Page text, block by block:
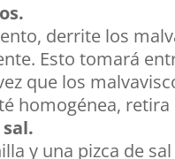
derrite los
Esto tomará
que los
homogénea, retira
y una pizca de